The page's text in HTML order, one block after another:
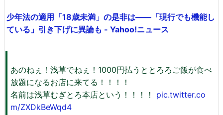
少年法の適用「18歳未満」の是非は――「現行でも機能し
ている」引き下げに異論も - Yahoo!ニュース
あのねぇ！浅草でねぇ！1000円払うととろろご飯が食べ
放題になるお店に来てる！！！！
名前は浅草むぎとろ本店という！！！！ pic.twitter.co
m/ZXDkBeWqd4